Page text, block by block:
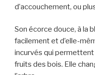
d’accouchement, ou
Son écorce douce, à la
facilement et d’elle-
incurvés qui
fruits des bois. Elle